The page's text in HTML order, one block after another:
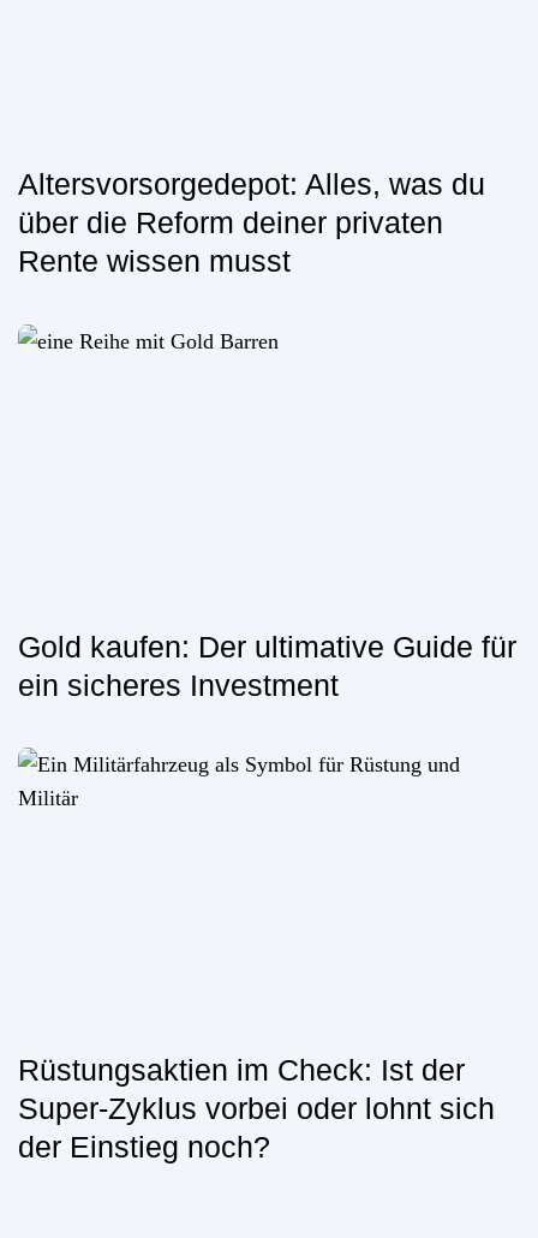
Altersvorsorgedepot: Alles, was du
über die Reform deiner privaten
Rente wissen musst
Gold kaufen: Der ultimative Guide für
ein sicheres Investment
Rüstungsaktien im Check: Ist der
Super-Zyklus vorbei oder lohnt sich
der Einstieg noch?